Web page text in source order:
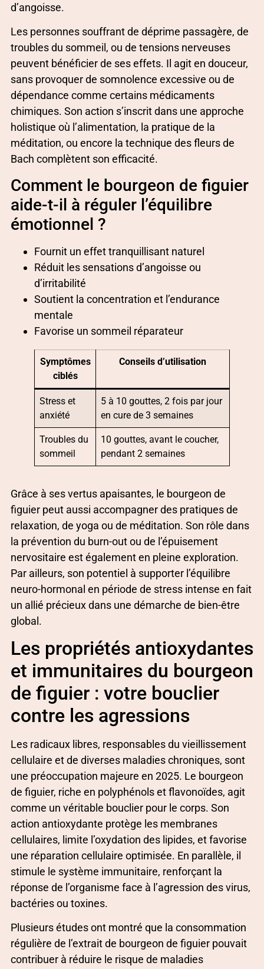
d’angoisse.
Les personnes souffrant de déprime passagère, de
troubles du sommeil, ou de tensions nerveuses
peuvent bénéficier de ses effets. Il agit en douceur,
sans provoquer de somnolence excessive ou de
dépendance comme certains médicaments
chimiques. Son action s’inscrit dans une approche
holistique où l’alimentation, la pratique de la
méditation, ou encore la technique des fleurs de
Bach complètent son efficacité.
Comment le bourgeon de figuier
aide-t-il à réguler l’équilibre
émotionnel ?
Fournit un effet tranquillisant naturel
Réduit les sensations d’angoisse ou
d’irritabilité
Soutient la concentration et l’endurance
mentale
Favorise un sommeil réparateur
Symptômes
ciblés
Conseils d’utilisation
Stress et
anxiété
5 à 10 gouttes, 2 fois par jour
en cure de 3 semaines
Troubles du
sommeil
10 gouttes, avant le coucher,
pendant 2 semaines
Grâce à ses vertus apaisantes, le bourgeon de
figuier peut aussi accompagner des pratiques de
relaxation, de yoga ou de méditation. Son rôle dans
la prévention du burn-out ou de l’épuisement
nervositaire est également en pleine exploration.
Par ailleurs, son potentiel à supporter l’équilibre
neuro-hormonal en période de stress intense en fait
un allié précieux dans une démarche de bien-être
global.
Les propriétés antioxydantes
et immunitaires du bourgeon
de figuier : votre bouclier
contre les agressions
Les radicaux libres, responsables du vieillissement
cellulaire et de diverses maladies chroniques, sont
une préoccupation majeure en 2025. Le bourgeon
de figuier, riche en polyphénols et flavonoïdes, agit
comme un véritable bouclier pour le corps. Son
action antioxydante protège les membranes
cellulaires, limite l’oxydation des lipides, et favorise
une réparation cellulaire optimisée. En parallèle, il
stimule le système immunitaire, renforçant la
réponse de l’organisme face à l’agression des virus,
bactéries ou toxines.
Plusieurs études ont montré que la consommation
régulière de l’extrait de bourgeon de figuier pouvait
contribuer à réduire le risque de maladies